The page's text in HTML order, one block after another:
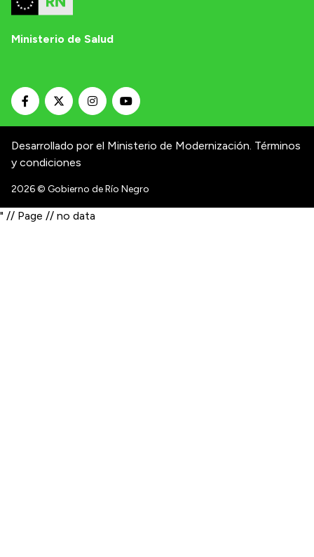
Ministerio de Salud
Desarrollado por el Ministerio de Modernización. Términos
y condiciones
2026© Gobierno de Río Negro
" // Page // no data